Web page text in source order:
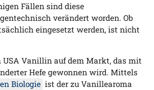
Fällen sind diese
verändert worden. Ob
eingesetzt werden, ist nicht
USA Vanillin auf dem Markt, das mit
Hefe gewonnen wird. Mittels
Biologie ist der zu Vanillearoma